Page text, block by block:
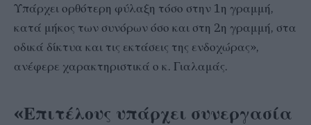
Υπάρχει ορθότερη φύλαξη τόσο στην 1η γραμμή,
κατά μήκος των συνόρων όσο και στη 2η γραμμή, στα
οδικά δίκτυα και τις εκτάσεις της ενδοχώρας»,
ανέφερε χαρακτηριστικά ο κ. Γιαλαμάς.
«Επιτέλους υπάρχει συνεργασία